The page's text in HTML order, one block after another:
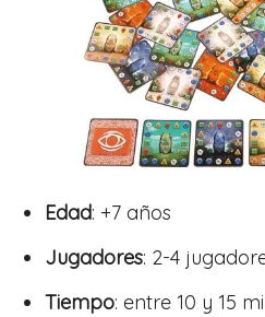
Edad: +7 años
Jugadores: 2-4
Tiempo: entre 10 y 15